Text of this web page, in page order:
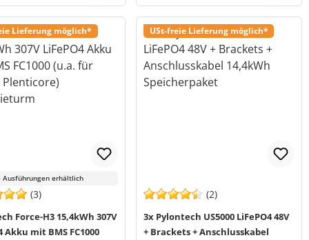
Lieferung möglich*
Ausführungen erhältlich
(3)
Force-H3 15,4kWh 307V
Akku mit BMS FC1000
USt-freie Lieferung möglich*
(2)
3x Pylontech US5000 LiFePO4 48V
+ Brackets + Anschlusskabel